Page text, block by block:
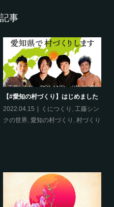
事
【#愛知の村づくり】はじめました
2022.04.15
くにつくり , 工藤シン
クの世界, 愛知の村づくり , 村づくり